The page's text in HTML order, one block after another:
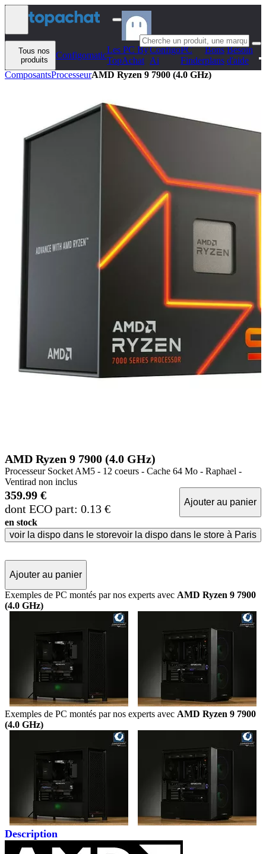
Aller au contenu
Tous nos
produits
Configomatic
Les PC By
TopAchat
Configo
Ai
PC
Finder
Bons
plans
Besoin
d'aide
ComposantsProcesseurAMD Ryzen 9 7900 (4.0 GHz)
AMD Ryzen 9 7900 (4.0 GHz)
Processeur Socket AM5 - 12 coeurs - Cache 64 Mo - Raphael -
Ventirad non inclus
359.99 €
dont ECO part: 0.13 €
Ajouter au panier
en stock
voir la dispo dans le storevoir la dispo dans le store à Paris
Ajouter au panier
Exemples de PC montés par nos experts avec AMD Ryzen 9 7900
(4.0 GHz)
Exemples de PC montés par nos experts avec AMD Ryzen 9 7900
(4.0 GHz)
Description